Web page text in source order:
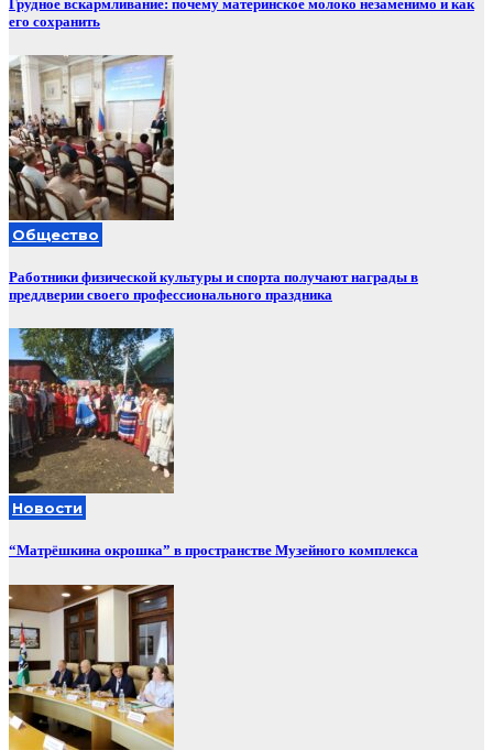
Грудное вскармливание: почему материнское молоко незаменимо и как
его сохранить
Общество
Работники физической культуры и спорта получают награды в
преддверии своего профессионального праздника
Новости
“Матрёшкина окрошка” в пространстве Музейного комплекса